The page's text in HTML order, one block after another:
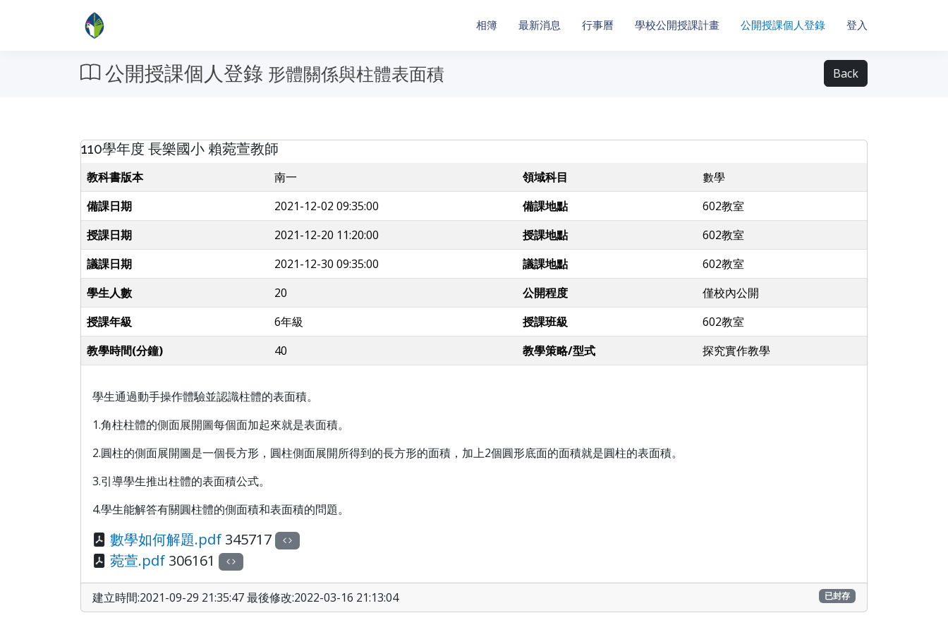
相簿 最新消息 行事曆 學校公開授課計畫 公開授課個人登錄 登入
公開授課個人登錄 形體關係與柱體表面積 Back
110學年度 長樂國小 賴菀萱教師
教科書版本 南一 領域科目
數學
備課日期
2021-12-02 09:35:00 備課地點
602教室
授課日期
2021-12-20 11:20:00 授課地點
602教室
議課日期
2021-12-30 09:35:00 議課地點
602教室
學生人數
20 公開程度
僅校內公開
授課年級
6年級 授課班級
602教室
教學時間(分鐘)
40 教學策略/型式 探究實作教學
學生通過動手操作體驗並認識柱體的表面積。
1.角柱柱體的側面展開圖每個面加起來就是表面積。
2.圓柱的側面展開圖是一個長方形，圓柱側面展開所得到的長方形的面積，加上2個圓形底面的面積就是圓柱的表面積。
3.引導學生推出柱體的表面積公式。
4.學生能解答有關圓柱體的側面積和表面積的問題。
數學如何解題.pdf 345717
菀萱.pdf 306161
建立時間:2021-09-29 21:35:47 最後修改:2022-03-16 21:13:04 已封存